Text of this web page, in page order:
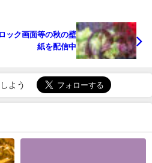
ック画面等の秋の壁
紙を配信中
よう